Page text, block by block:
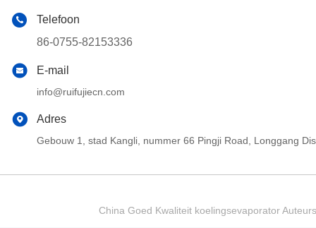
Telefoon
86-0755-82153336
E-mail
info@ruifujiecn.com
Adres
Gebouw 1, stad Kangli, nummer 66 Pingji Road, Longgang
China Goed Kwaliteit koelingsevaporator